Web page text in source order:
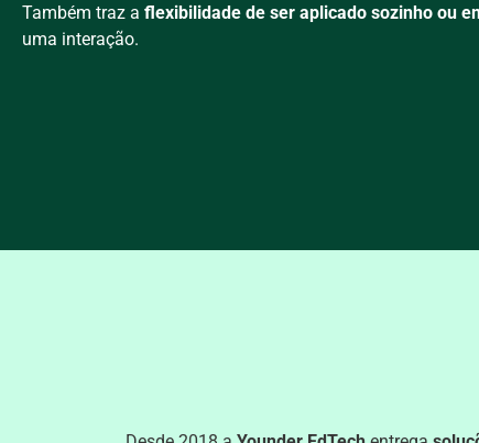
Também traz a flexibilidade de ser aplicado sozinho ou
uma interação.